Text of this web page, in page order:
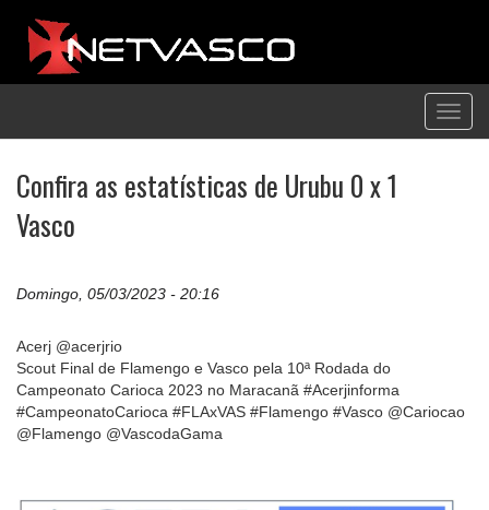
Confira as estatísticas de Urubu 0 x 1
Vasco
Domingo, 05/03/2023 - 20:16
Acerj @acerjrio
Scout Final de Flamengo e Vasco pela 10ª Rodada do
Campeonato Carioca 2023 no Maracanã #Acerjinforma
#CampeonatoCarioca #FLAxVAS #Flamengo #Vasco @Cariocao
@Flamengo @VascodaGama